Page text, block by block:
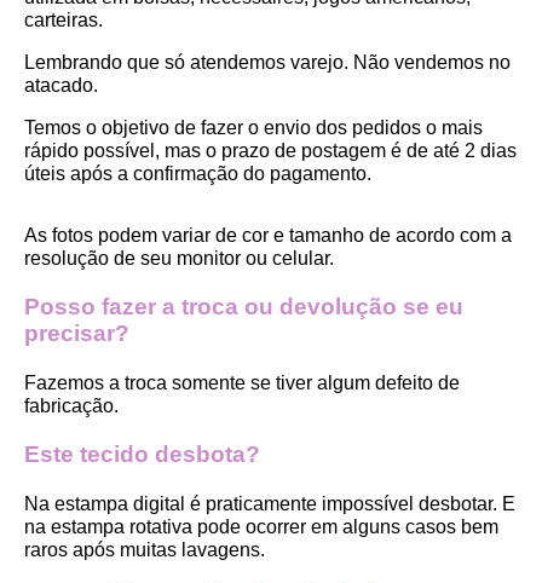
carteiras.
Lembrando que só atendemos varejo. Não vendemos no
atacado.
Temos o objetivo de fazer o envio dos pedidos o mais
rápido possível, mas o prazo de postagem é de até 2 dias
úteis após a confirmação do pagamento.
As fotos podem variar de cor e tamanho de acordo com a
resolução de seu monitor ou celular.
Posso fazer a troca ou devolução se eu
precisar?
Fazemos a troca somente se tiver algum defeito de
fabricação.
Este tecido desbota?
Na estampa digital é praticamente impossível desbotar. E
na estampa rotativa pode ocorrer em alguns casos bem
raros após muitas lavagens.